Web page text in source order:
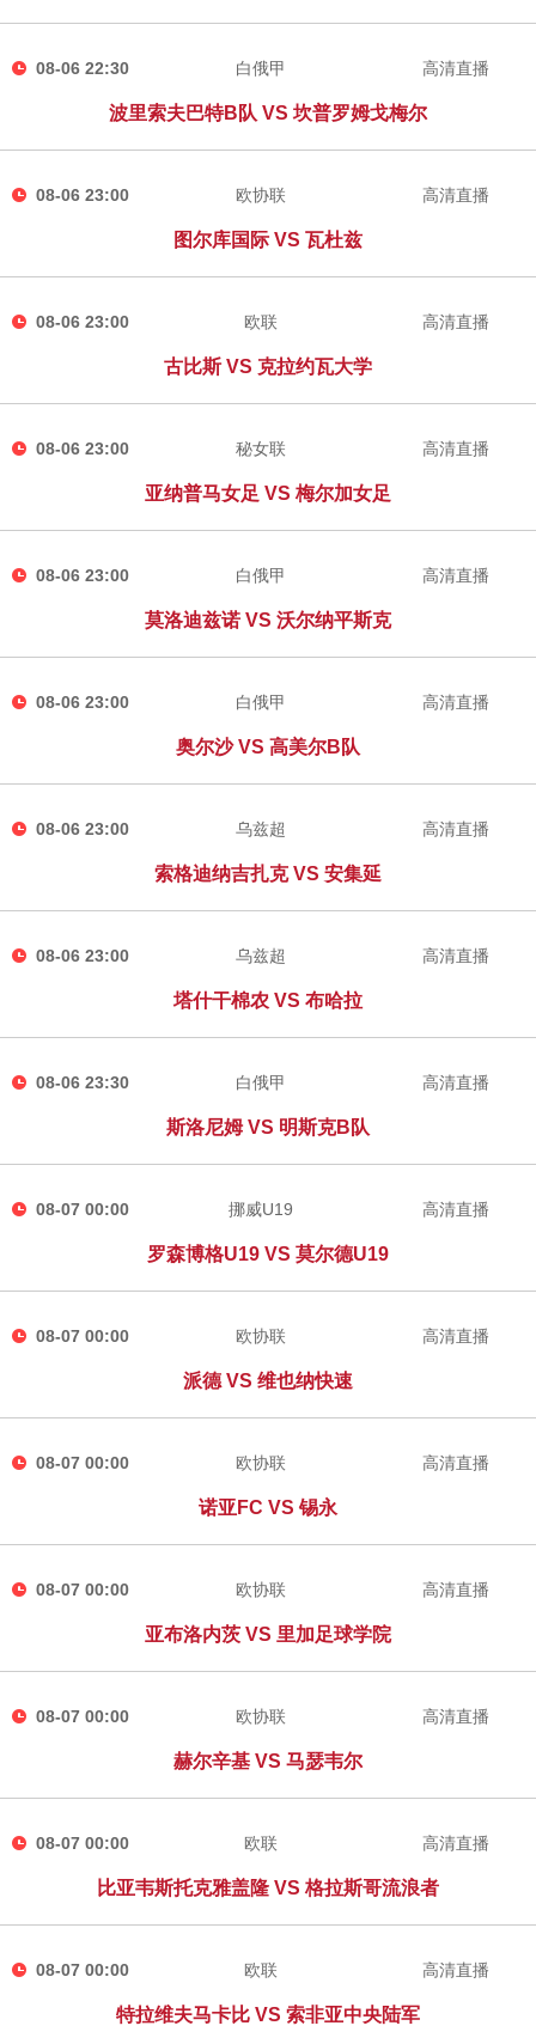
08-06 22:30 白俄甲
波里索夫巴特B队 VS 坎普罗姆戈梅尔
高清直播
08-06 23:00 欧协联
图尔库国际 VS 瓦杜兹
高清直播
08-06 23:00 欧联
古比斯 VS 克拉约瓦大学
高清直播
08-06 23:00 秘女联
亚纳普马女足 VS 梅尔加女足
高清直播
08-06 23:00 白俄甲
莫洛迪兹诺 VS 沃尔纳平斯克
高清直播
08-06 23:00 白俄甲
奥尔沙 VS 高美尔B队
高清直播
08-06 23:00 乌兹超
索格迪纳吉扎克 VS 安集延
高清直播
08-06 23:00 乌兹超
塔什干棉农 VS 布哈拉
高清直播
08-06 23:30 白俄甲
斯洛尼姆 VS 明斯克B队
高清直播
08-07 00:00 挪威U19
罗森博格U19 VS 莫尔德U19
高清直播
08-07 00:00 欧协联
派德 VS 维也纳快速
高清直播
08-07 00:00 欧协联
诺亚FC VS 锡永
高清直播
08-07 00:00 欧协联
亚布洛内茨 VS 里加足球学院
高清直播
08-07 00:00 欧协联
赫尔辛基 VS 马瑟韦尔
高清直播
08-07 00:00 欧联
比亚韦斯托克雅盖隆 VS 格拉斯哥流浪者
高清直播
08-07 00:00 欧联
特拉维夫马卡比 VS 索非亚中央陆军
高清直播